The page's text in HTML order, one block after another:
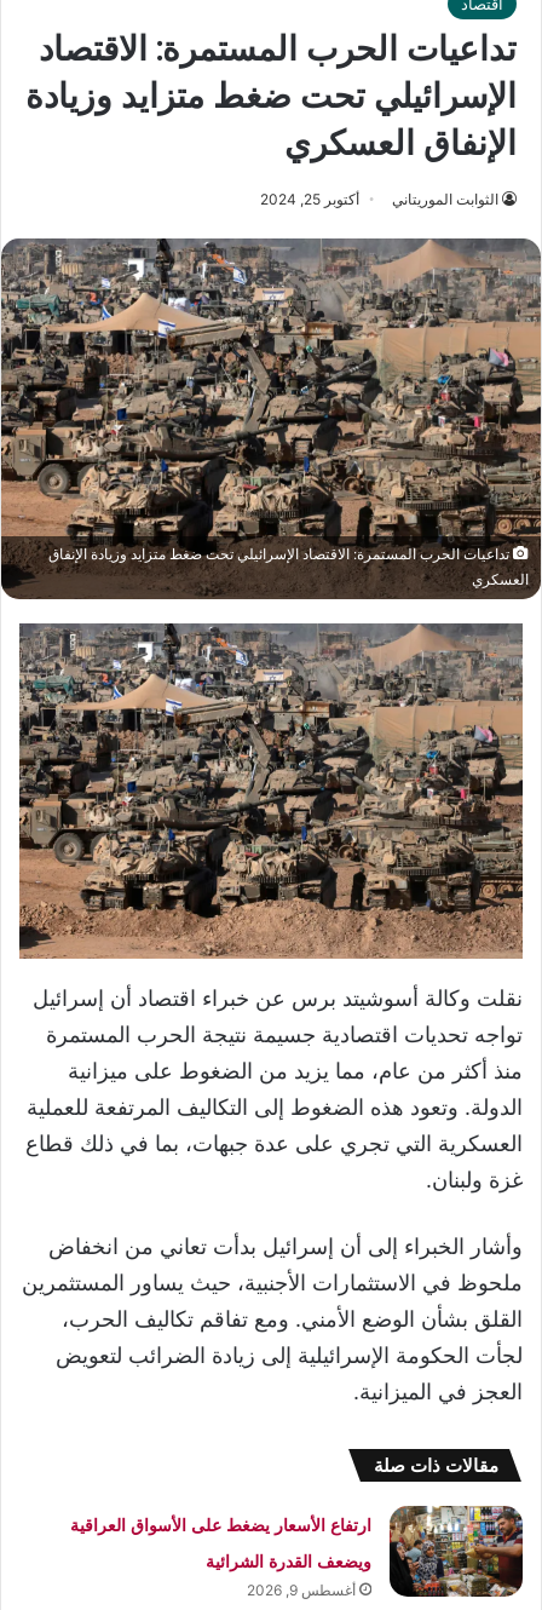
تداعيات الحرب المستمرة: الاقتصاد
الإسرائيلي تحت ضغط متزايد وزيادة
الإنفاق العسكري
الثوابت الموريتاني أكتوبر 25, 2024
تداعيات الحرب المستمرة: الاقتصاد الإسرائيلي تحت ضغط متزايد وزيادة الإنفاق
العسكري
نقلت وكالة أسوشيتد برس عن خبراء اقتصاد أن إسرائيل
تواجه تحديات اقتصادية جسيمة نتيجة الحرب المستمرة
منذ أكثر من عام، مما يزيد من الضغوط على ميزانية
الدولة. وتعود هذه الضغوط إلى التكاليف المرتفعة للعملية
العسكرية التي تجري على عدة جبهات، بما في ذلك قطاع
غزة ولبنان.
وأشار الخبراء إلى أن إسرائيل بدأت تعاني من انخفاض
ملحوظ في الاستثمارات الأجنبية، حيث يساور المستثمرين
القلق بشأن الوضع الأمني. ومع تفاقم تكاليف الحرب،
لجأت الحكومة الإسرائيلية إلى زيادة الضرائب لتعويض
العجز في الميزانية.
مقالات ذات صلة
ارتفاع الأسعار يضغط على الأسواق العراقية
ويضعف القدرة الشرائية
أغسطس 9, 2026